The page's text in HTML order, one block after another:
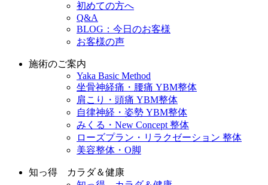
初めての方へ
Q&A
BLOG：今日のお客様
お客様の声
施術のご案内
Yaka Basic Method
坐骨神経痛・腰痛 YBM整体
肩こり・頭痛 YBM整体
自律神経・姿勢 YBM整体
みくる・New Concept 整体
ローズプラン・リラクゼーション 整体
美容整体・O脚
知っ得 カラダ＆健康